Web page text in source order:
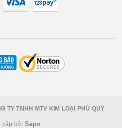
TY TNHH MTV KIM LOẠI PHÚ QUÝ
cấp bởi Sapo